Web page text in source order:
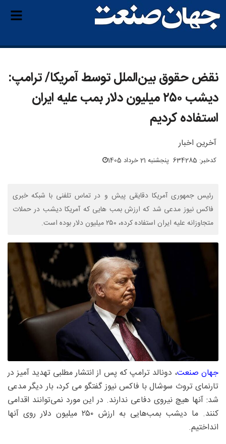
نقض حقوق بین‌الملل توسط آمریکا/ ترامپ:
دیشب ۲۵۰ میلیون دلار بمب علیه ایران
استفاده کردیم
آخرین اخبار
کدخبر: 634285 پنجشنبه 21 خرداد 1405
رئیس جمهوری آمریکا دقایقی پیش و در تماس تلفنی با شبکه خبری
فاکس نیوز مدعی شد که ارزش بمب هایی که آمریکا دیشب در حملات
متجاوزانه علیه ایران استفاده کرده، ۲۵۰ میلیون دلار بوده است.
جهان صنعت، دونالد ترامپ که پس از انتشار مطلبی تهدید آمیز در
تارنمای تروث سوشال با فاکس نیوز گفتگو می کرد، بار دیگر مدعی
شد: آنها هیچ نیروی دفاعی ندارند. در این مورد نمی‌توانند اقدامی
کنند. ما دیشب بمب‌هایی به ارزش ۲۵۰ میلیون دلار روی آنها
انداختیم.